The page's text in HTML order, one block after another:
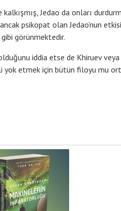
Jedao da onları
psikopat olan Jedao’nun
görünmektedir.
iddia etse de Khiruev
yok etmek için bütün filoyu mu